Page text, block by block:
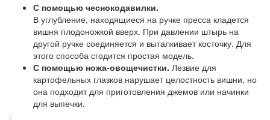
С помощью чеснокодавилки.
В углубление, находящиеся на ручке пресса кладется
вишня плодоножкой вверх. При давлении штырь на
другой ручке соединяется и выталкивает косточку. Для
этого способа сгодится простая модель.
С помощью ножа-овощечистки. Лезвие для
картофельных глазков нарушает целостность вишни, но
она подходит для приготовления джемов или начинки
для выпечки.